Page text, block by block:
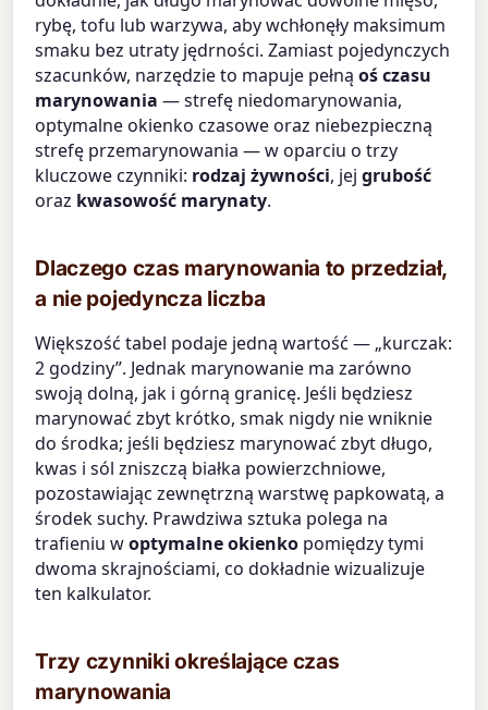
rybę, tofu lub warzywa, aby wchłonęły maksimum
smaku bez utraty jędrności. Zamiast pojedynczych
szacunków, narzędzie to mapuje pełnąoś czasu
marynowania — strefę niedomarynowania,
optymalne okienko czasowe oraz niebezpieczną
strefę przemarynowania — w oparciu o trzy
kluczowe czynniki: rodzaj żywności, jejgrubość
oraz kwasowość marynaty.
Dlaczego czas marynowania to przedział,
a nie pojedyncza liczba
Większość tabel podaje jedną wartość — „kurczak:
2 godziny”. Jednak marynowanie ma zarówno
swoją dolną, jak i górną granicę. Jeśli będziesz
marynować zbyt krótko, smak nigdy nie wniknie
do środka; jeśli będziesz marynować zbyt długo,
kwas i sól zniszczą białka powierzchniowe,
pozostawiając zewnętrzną warstwę papkowatą, a
środek suchy. Prawdziwa sztuka polega na
trafieniu woptymalne okienko pomiędzy tymi
dwoma skrajnościami, co dokładnie wizualizuje
ten kalkulator.
Trzy czynniki określające czas
marynowania